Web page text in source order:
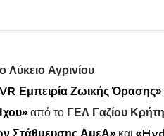
Λύκειο Αγρινίου
Εμπειρία Ζωικής Όρασης»
από το ΓΕΛ Γαζίου
Στάθμευσης ΑμεΑ» και